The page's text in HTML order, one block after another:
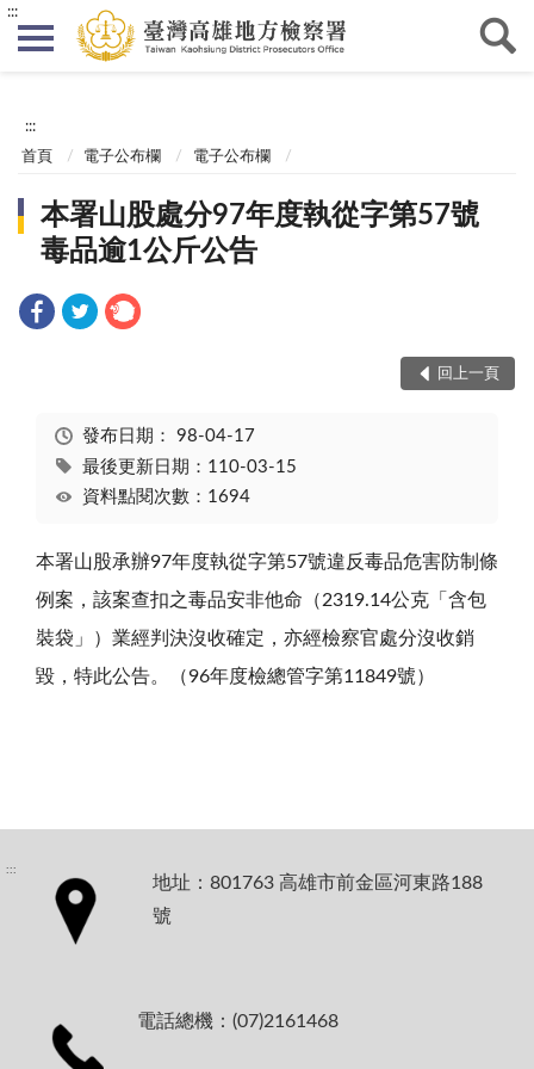
:::
:::
首頁 電子公布欄 電子公布欄
本署山股處分97年度執從字第57號
毒品逾1公斤公告
回上一頁
發布日期： 98-04-17
最後更新日期：110-03-15
資料點閱次數：1694
本署山股承辦97年度執從字第57號違反毒品危害防制條
例案，該案查扣之毒品安非他命（2319.14公克「含包
裝袋」）業經判決沒收確定，亦經檢察官處分沒收銷
毀，特此公告。（96年度檢總管字第11849號）
:::
地址：801763 高雄市前金區河東路188
號
電話總機：(07)2161468